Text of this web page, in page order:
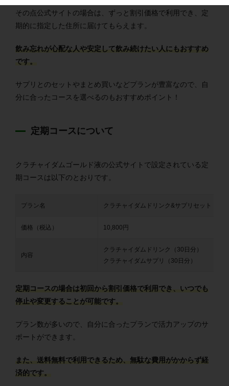
その点公式サイトの場合は、ずっと割引価格で利用でき、定
期的に指定した住所に届けてもらえます。
飲み忘れが心配な人や安定して飲み続けたい人にもおすすめ
です。
サプリとのセットやまとめ買いなどプランが豊富なので、自
分に合ったコースを選べるのもおすすめポイント！
定期コースについて
クラチャイダムゴールド液の公式サイトで設定されている定
期コースは以下のとおりです。
プラン名 クラチャイダムドリンク&サプリセット
価格（税込） 10,800円
内容
クラチャイダムドリンク（30日分）
クラチャイダムサプリ（30日分）
定期コースの場合は初回から割引価格で利用でき、いつでも
停止や変更することが可能です。
プラン数が多いので、自分に合ったプランで活力アップのサ
ポートができます。
また、送料無料で利用できるため、無駄な費用がかからず経
済的です。